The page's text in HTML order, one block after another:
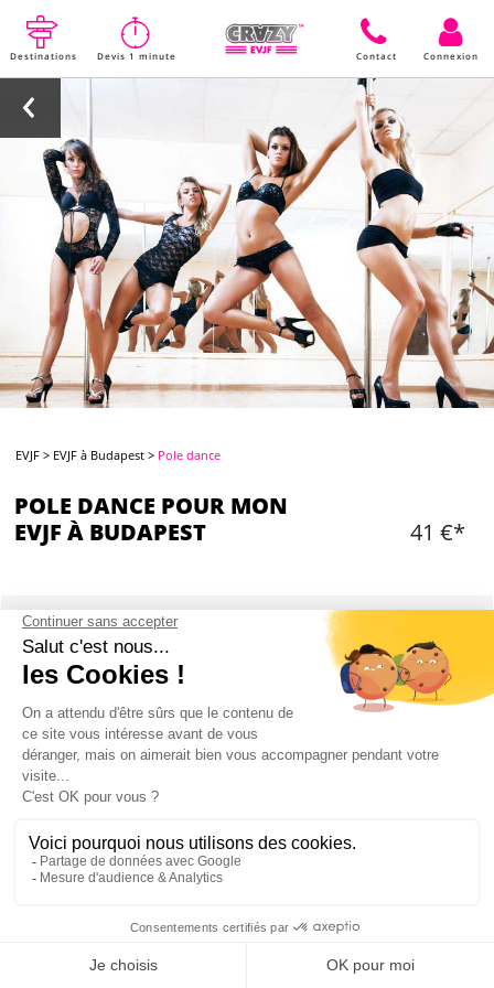
Destinations Devis 1 minute Contact Connexion
EVJF > EVJF à Budapest > Pole dance
POLE DANCE POUR MON
EVJF À BUDAPEST
41 €*
CONTENU
Cours particulier de pole dancing dispensé par
une professionnelle
Un guide pour vous escorter de votre
hébergement jusqu’au studio.
Mon EVJF à Budapest